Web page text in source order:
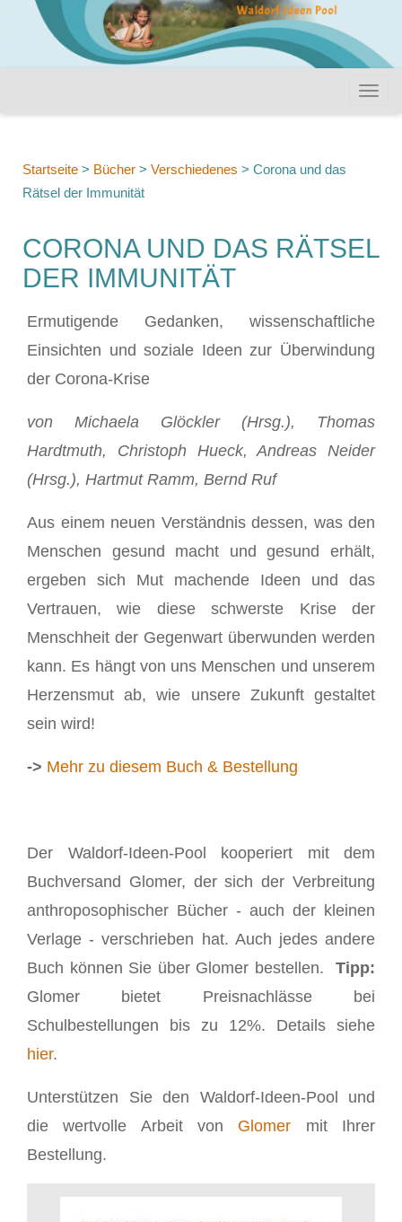
Startseite > Bücher > Verschiedenes > Corona und das
Rätsel der Immunität
CORONA UND DAS RÄTSEL
DER IMMUNITÄT
Ermutigende Gedanken, wissenschaftliche
Einsichten und soziale Ideen zur Überwindung
der Corona-Krise
von Michaela Glöckler (Hrsg.), Thomas
Hardtmuth, Christoph Hueck, Andreas Neider
(Hrsg.), Hartmut Ramm, Bernd Ruf
Aus einem neuen Verständnis dessen, was den
Menschen gesund macht und gesund erhält,
ergeben sich Mut machende Ideen und das
Vertrauen, wie diese schwerste Krise der
Menschheit der Gegenwart überwunden werden
kann. Es hängt von uns Menschen und unserem
Herzensmut ab, wie unsere Zukunft gestaltet
sein wird!
-> Mehr zu diesem Buch & Bestellung
Der Waldorf-Ideen-Pool kooperiert mit dem
Buchversand Glomer, der sich der Verbreitung
anthroposophischer Bücher - auch der kleinen
Verlage - verschrieben hat. Auch jedes andere
Buch können Sie über Glomer bestellen. Tipp:
Glomer bietet Preisnachlässe bei
Schulbestellungen bis zu 12%. Details siehe
hier.
Unterstützen Sie den Waldorf-Ideen-Pool und
die wertvolle Arbeit von Glomer
mit Ihrer
Bestellung.